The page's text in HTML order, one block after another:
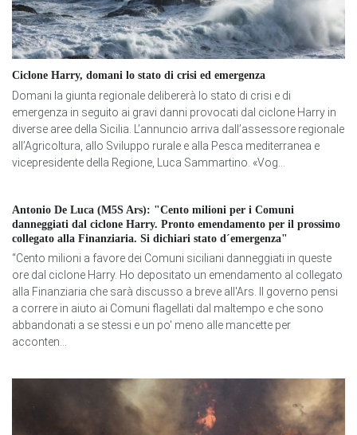
Ciclone Harry, domani lo stato di crisi ed emergenza
Domani la giunta regionale delibererà lo stato di crisi e di
emergenza in seguito ai gravi danni provocati dal ciclone Harry in
diverse aree della Sicilia. L’annuncio arriva dall’assessore regionale
all’Agricoltura, allo Sviluppo rurale e alla Pesca mediterranea e
vicepresidente della Regione, Luca Sammartino. «Vog...
Antonio De Luca (M5S Ars): "Cento milioni per i Comuni
danneggiati dal ciclone Harry. Pronto emendamento per il prossimo
collegato alla Finanziaria. Si dichiari stato d´emergenza"
“Cento milioni a favore dei Comuni siciliani danneggiati in queste
ore dal ciclone Harry. Ho depositato un emendamento al collegato
alla Finanziaria che sarà discusso a breve all'Ars. Il governo pensi
a correre in aiuto ai Comuni flagellati dal maltempo e che sono
abbandonati a se stessi e un po' meno alle mancette per
acconten...